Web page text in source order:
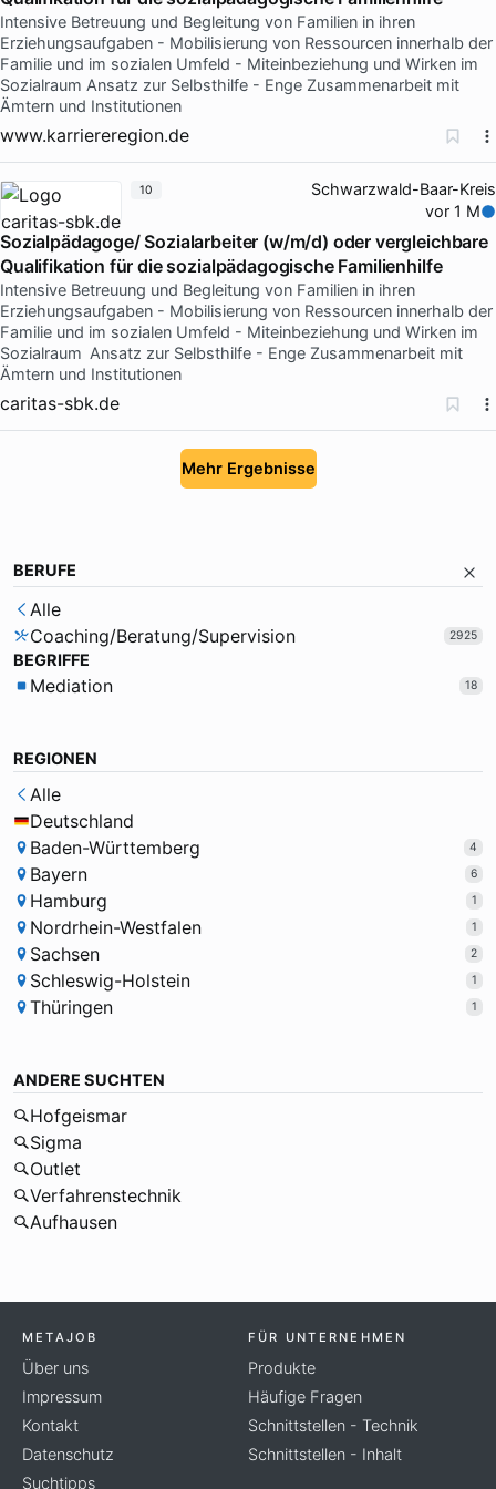
Intensive Betreuung und Begleitung von Familien in ihren
Erziehungsaufgaben - Mobilisierung von Ressourcen innerhalb der
Familie und im sozialen Umfeld - Miteinbeziehung und Wirken im
Sozialraum Ansatz zur Selbsthilfe - Enge Zusammenarbeit mit
Ämtern und Institutionen
www.karriereregion.de
Schwarzwald-Baar-Kreis
vor 1 M
Sozialpädagoge/ Sozialarbeiter (w/m/d) oder vergleichbare
Qualifikation für die sozialpädagogische Familienhilfe
Intensive Betreuung und Begleitung von Familien in ihren
Erziehungsaufgaben - Mobilisierung von Ressourcen innerhalb der
Familie und im sozialen Umfeld - Miteinbeziehung und Wirken im
Sozialraum Ansatz zur Selbsthilfe - Enge Zusammenarbeit mit
Ämtern und Institutionen
caritas-sbk.de
10
Mehr Ergebnisse
BERUFE
Alle
Coaching/Beratung/Supervision
2925
BEGRIFFE
Mediation 18
REGIONEN
Alle
Deutschland
Baden-Württemberg
4
Bayern 6
Hamburg 1
Nordrhein-Westfalen 1
Sachsen 2
Schleswig-Holstein 1
Thüringen 1
ANDERE SUCHTEN
Hofgeismar
Sigma
Outlet
Verfahrenstechnik
Aufhausen
METAJOB
Über uns
Impressum
Kontakt
Datenschutz
Suchtipps
FÜR UNTERNEHMEN
Produkte
Häufige Fragen
Schnittstellen - Technik
Schnittstellen - Inhalt